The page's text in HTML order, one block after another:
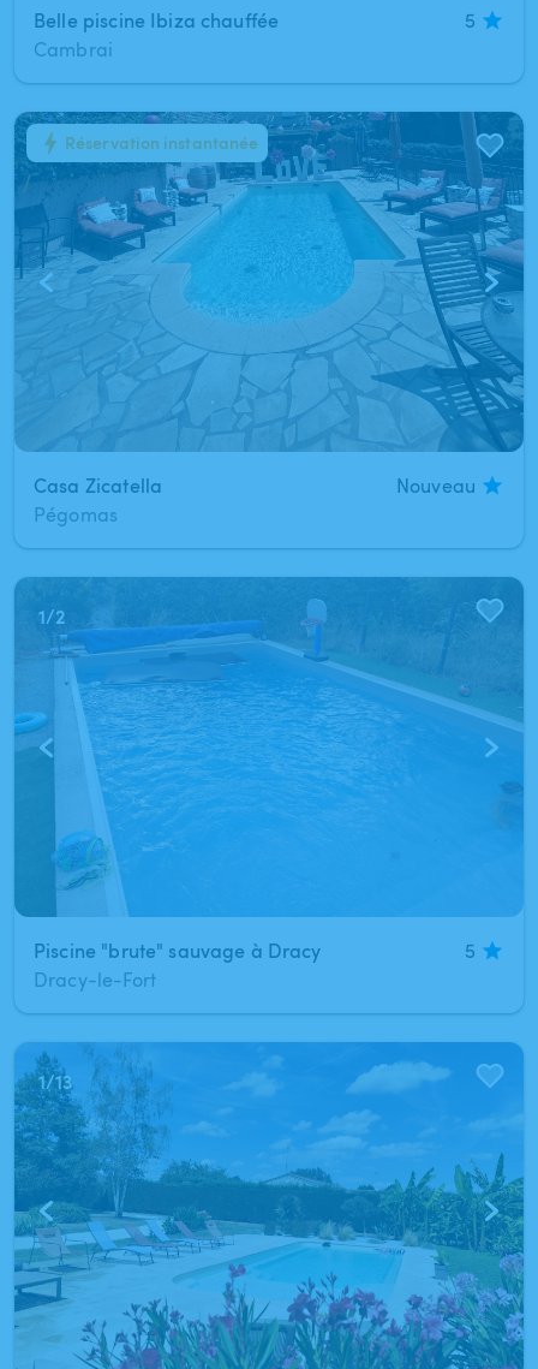
Belle piscine Ibiza chauffée
5
Cambrai
1/18
Casa Zicatella
Nouveau
Pégomas
Réservation instantanée
1/2
Piscine "brute" sauvage à Dracy
5
Dracy-le-Fort
1/13